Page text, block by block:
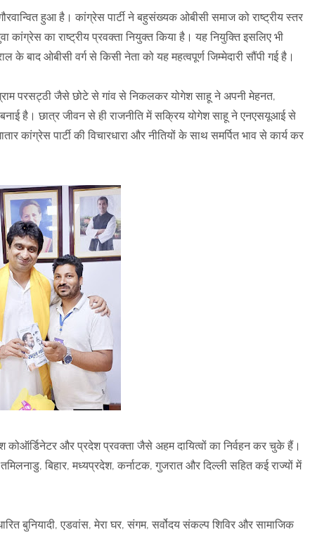
हुआ है। कांग्रेस पार्टी ने बहुसंख्यक ओबीसी समाज को राष्ट्रीय स्तर
कांग्रेस का राष्ट्रीय प्रवक्ता नियुक्त किया है। यह नियुक्ति इसलिए भी
के बाद ओबीसी वर्ग से किसी नेता को यह महत्वपूर्ण जिम्मेदारी सौंपी गई है।
परसट्ठी जैसे छोटे से गांव से निकलकर योगेश साहू ने अपनी मेहनत,
है। छात्र जीवन से ही राजनीति में सक्रिय योगेश साहू ने एनएसयूआई से
पार्टी की विचारधारा और नीतियों के साथ समर्पित भाव से कार्य कर
और प्रदेश प्रवक्ता जैसे अहम दायित्वों का निर्वहन कर चुके हैं।
बिहार, मध्यप्रदेश, कर्नाटक, गुजरात और दिल्ली सहित कई राज्यों में
बुनियादी, एडवांस, मेरा घर, संगम, सर्वोदय संकल्प शिविर और सामाजिक